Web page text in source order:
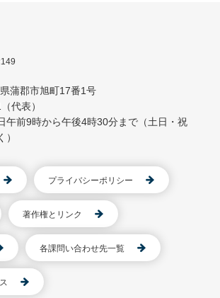
蒲郡市旭町17番1号
代表）
午前9時から午後4時30分まで（土日・祝
プライバシーポリシー
著作権とリンク
各課問い合わせ先一覧